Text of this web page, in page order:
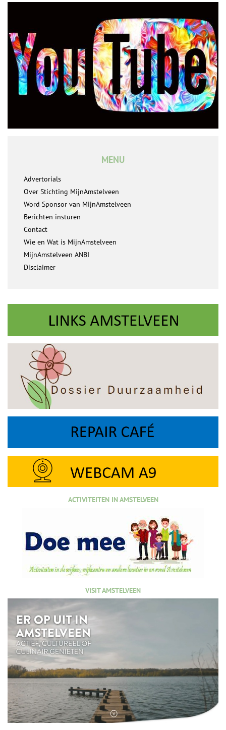
MENU
Advertorials
Over Stichting MijnAmstelveen
Word Sponsor van MijnAmstelveen
Berichten insturen
Contact
Wie en Wat is MijnAmstelveen
MijnAmstelveen ANBI
Disclaimer
ACTIVITEITEN IN AMSTELVEEN
VISIT AMSTELVEEN